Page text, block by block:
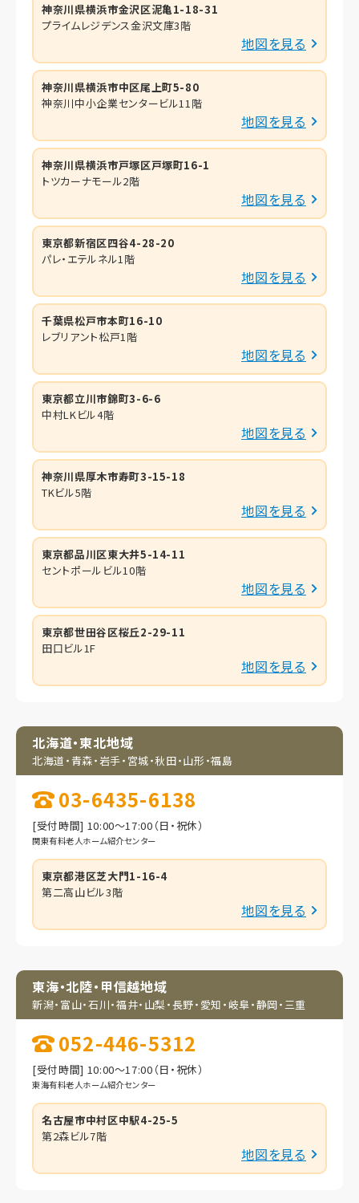
神奈川県横浜市金沢区泥亀1-18-31
プライムレジデンス金沢文庫3階
地図を見る
神奈川県横浜市中区尾上町5-80
神奈川中小企業センタービル11階
地図を見る
神奈川県横浜市戸塚区戸塚町16-1
トツカーナモール2階
地図を見る
東京都新宿区四谷4-28-20
パレ・エテルネル1階
地図を見る
千葉県松戸市本町16-10
レブリアント松戸1階
地図を見る
東京都立川市錦町3-6-6
中村LKビル4階
地図を見る
神奈川県厚木市寿町3-15-18
TKビル5階
地図を見る
東京都品川区東大井5-14-11
セントポールビル10階
地図を見る
東京都世田谷区桜丘2-29-11
田口ビル1F
地図を見る
北海道・東北地域
北海道・青森・岩手・ 宮城・秋田・山形・福島
03-6435-6138
[受付時間] 10:00～17:00（日・祝休）
関東有料老人ホーム紹介センター
東京都港区芝大門1-16-4
第二高山ビル3階
地図を見る
東海・北陸・甲信越地域
新潟・富山・石川・福井・ 山梨・長野・愛知・岐阜・静岡・三重
052-446-5312
[受付時間] 10:00～17:00（日・祝休）
東海有料老人ホーム紹介センター
名古屋市中村区中駅4-25-5
第2森ビル7階
地図を見る